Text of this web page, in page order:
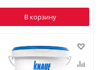
В корзину